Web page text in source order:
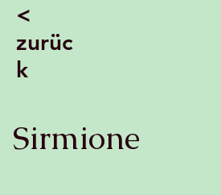
Sirmione
<
zurüc
k